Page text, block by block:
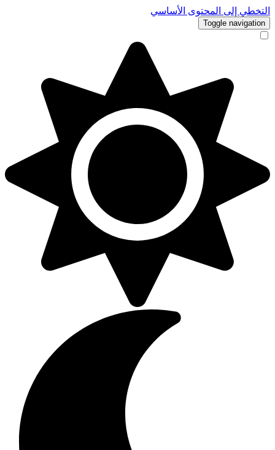
التخطي إلى المحتوى الأساسي
Toggle navigation